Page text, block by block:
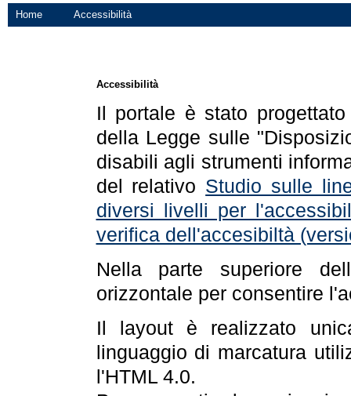
Home Accessibilità
Accessibilità
Il portale è stato
della Legge sulle
disabili agli strumenti
del relativo Studio sulle
diversi livelli per
verifica dell'accesibiltà
Nella parte superiore
orizzontale per consentire
Il layout è realizzato
linguaggio di marcatura
l'HTML 4.0.